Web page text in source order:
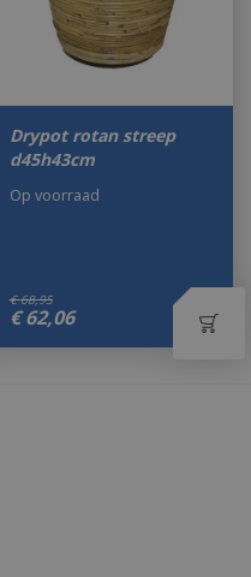
Drypot rotan streep
d45h43cm
€ 68,95
€ 62,06
Op voorraad